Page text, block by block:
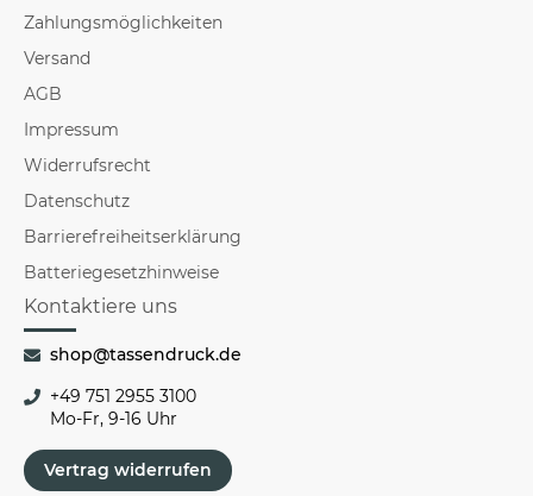
Zahlungsmöglichkeiten
Versand
AGB
Impressum
Widerrufsrecht
Datenschutz
Barrierefreiheitserklärung
Batteriegesetzhinweise
Kontaktiere uns
shop@tassendruck.de
+49 751 2955 3100
Mo-Fr, 9-16 Uhr
Vertrag widerrufen